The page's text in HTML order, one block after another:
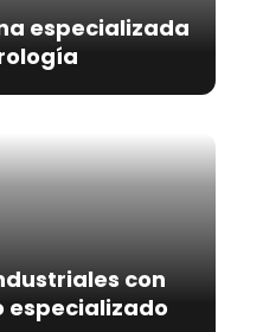
especializada
con
especializado